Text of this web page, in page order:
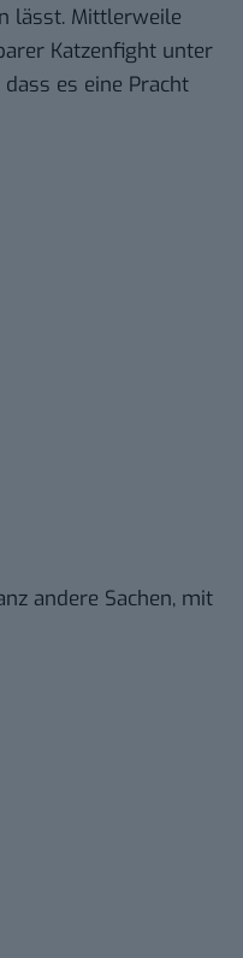
lässt. Mittlerweile
Katzenfight unter
dass es eine Pracht
andere Sachen, mit